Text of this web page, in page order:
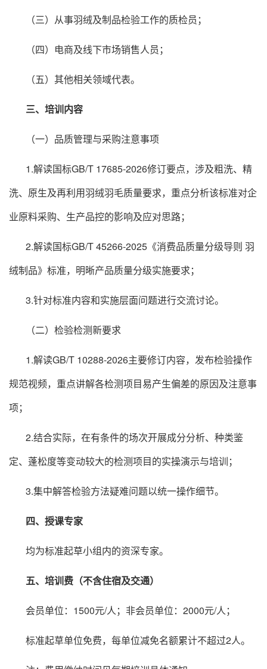
（三）从事羽绒及制品检验工作的质检员；
（四）电商及线下市场销售人员；
（五）其他相关领域代表。
三、培训内容
（一）品质管理与采购注意事项
1.解读国标GB/T 17685-2026修订要点，涉及粗洗、精
洗、原生及再利用羽绒羽毛质量要求，重点分析该标准对企
业原料采购、生产品控的影响及应对思路；
2.解读国标GB/T 45266-2025《消费品质量分级导则 羽
绒制品》标准，明晰产品质量分级实施要求；
3.针对标准内容和实施层面问题进行交流讨论。
（二）检验检测新要求
1.解读GB/T 10288-2026主要修订内容，发布检验操作
规范视频，重点讲解各检测项目易产生偏差的原因及注意事
项；
2.结合实际，在有条件的场次开展成分分析、种类鉴
定、蓬松度等变动较大的检测项目的实操演示与培训；
3.集中解答检验方法疑难问题以统一操作细节。
四、授课专家
均为标准起草小组内的资深专家。
五、培训费（不含住宿及交通）
会员单位：1500元/人；非会员单位：2000元/人；
标准起草单位免费，每单位减免名额累计不超过2人。